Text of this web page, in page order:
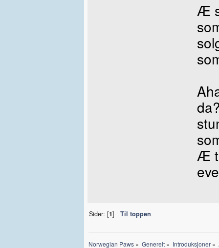
Æ
Æ
Sider: [1] Til toppen
Norwegian Paws » Generelt» Introduksjoner»